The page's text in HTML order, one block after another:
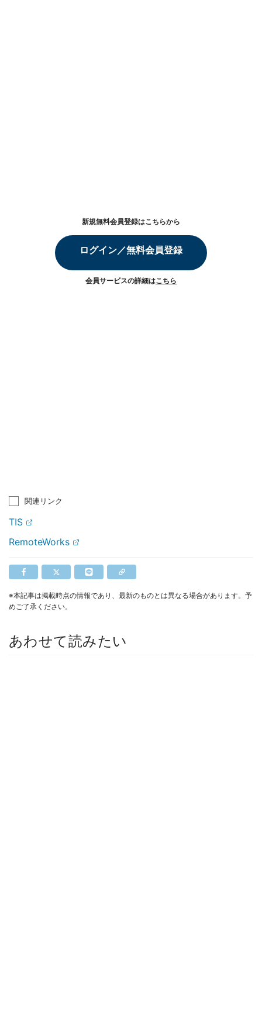
新規無料会員登録はこちらから
ログイン／無料会員登録
会員サービスの詳細はこちら
関連リンク
TIS
RemoteWorks
※本記事は掲載時点の情報であり、最新のものとは異なる場合があります。予
めご了承ください。
あわせて読みたい